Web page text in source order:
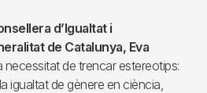
d’Igualtat i
de Catalunya, Eva
necessitat de trencar estereotips:
igualtat de gènere en ciència,